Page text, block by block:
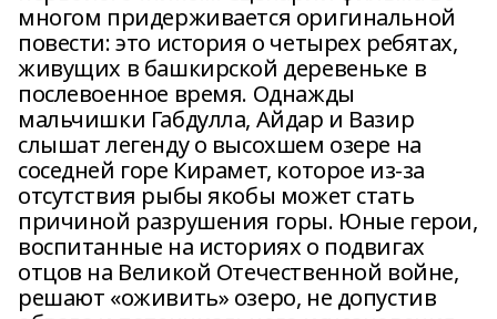
многом придерживается оригинальной
повести: это история о четырех ребятах,
живущих в башкирской деревеньке в
послевоенное время. Однажды
мальчишки Габдулла, Айдар и Вазир
слышат легенду о высохшем озере на
соседней горе Кирамет, которое из-за
отсутствия рыбы якобы может стать
причиной разрушения горы. Юные герои,
воспитанные на историях о подвигах
отцов на Великой Отечественной войне,
решают «оживить» озеро, не допустив